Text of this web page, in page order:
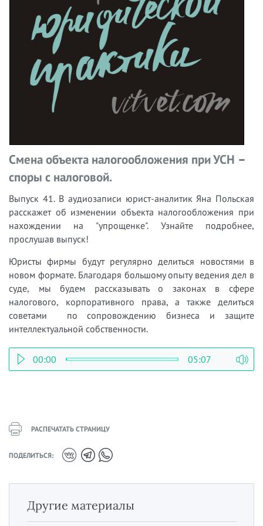
Смена объекта налогообложения при УСН –
споры с налоговой.
Выпуск 41. В аудиозаписи юрист-аналитик Яна Польская
расскажет об изменении объекта налогообложения при
нахождении на "упрощенке".
Узнайте подробнее,
прослушав выпуск!
Юристы фирмы будут регулярно делиться новостями в
новом формате. Благодаря большому опыту ведения дел в
суде, мы будем рассказывать о законах в сфере
налогового, корпоративного права, а также делиться
советами по сопровождению бизнеса и защите
интеллектуальной собственности.
00:00 05:07
РАСПЕЧАТАТЬ СТРАНИЦУ
ПОДЕЛИТЬСЯ:
Другие материалы